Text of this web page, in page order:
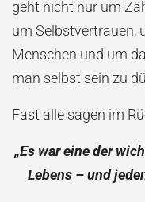
geht nicht nur um
um Selbstvertrauen,
Menschen und um
man selbst sein zu
Fast alle sagen im
„Es war eine der
Lebens – und